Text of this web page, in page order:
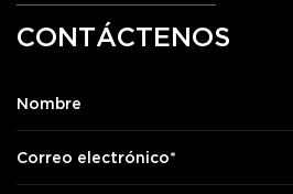
CONTÁCTENOS